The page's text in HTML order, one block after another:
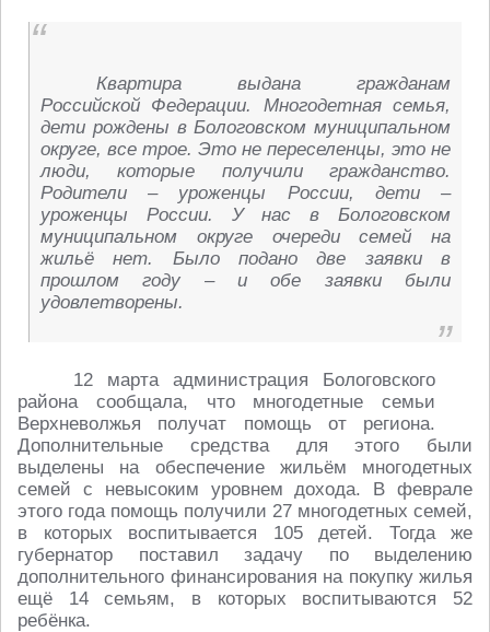
Квартира выдана гражданам
Российской Федерации. Многодетная семья,
дети рождены в Бологовском муниципальном
округе, все трое. Это не переселенцы, это не
люди, которые получили гражданство.
Родители – уроженцы России, дети –
уроженцы России. У нас в Бологовском
муниципальном округе очереди семей на
жильё нет. Было подано две заявки в
прошлом году – и обе заявки были
удовлетворены.
12 марта администрация Бологовского
района сообщала, что многодетные семьи
Верхневолжья получат помощь от региона.
Дополнительные средства для этого были
выделены на обеспечение жильём многодетных
семей с невысоким уровнем дохода. В феврале
этого года помощь получили 27 многодетных семей,
в которых воспитывается 105 детей. Тогда же
губернатор поставил задачу по выделению
дополнительного финансирования на покупку жилья
ещё 14 семьям, в которых воспитываются 52
ребёнка.